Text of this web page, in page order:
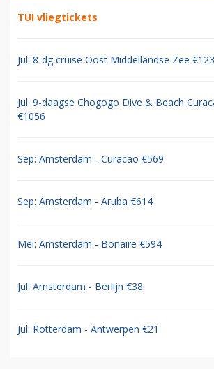
TUI vliegtickets
Jul: 8-dg cruise Oost Middellandse Zee
Jul: 9-daagse Chogogo Dive & Beach
€1056
Sep: Amsterdam - Curacao €569
Sep: Amsterdam - Aruba €614
Mei: Amsterdam - Bonaire €594
Jul: Amsterdam - Berlijn €38
Jul: Rotterdam - Antwerpen €21